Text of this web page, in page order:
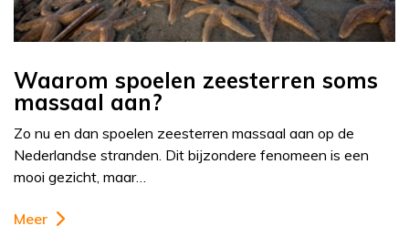
Waarom spoelen zeesterren soms
massaal aan?
Zo nu en dan spoelen zeesterren massaal aan op de
Nederlandse stranden. Dit bijzondere fenomeen is een
mooi gezicht, maar…
Meer